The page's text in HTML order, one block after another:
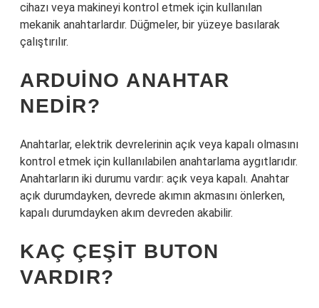
cihazı veya makineyi kontrol etmek için kullanılan
mekanik anahtarlardır. Düğmeler, bir yüzeye basılarak
çalıştırılır.
ARDUINO ANAHTAR
NEDIR?
Anahtarlar, elektrik devrelerinin açık veya kapalı olmasını
kontrol etmek için kullanılabilen anahtarlama aygıtlarıdır.
Anahtarların iki durumu vardır: açık veya kapalı. Anahtar
açık durumdayken, devrede akımın akmasını önlerken,
kapalı durumdayken akım devreden akabilir.
KAÇ ÇEŞIT BUTON
VARDIR?